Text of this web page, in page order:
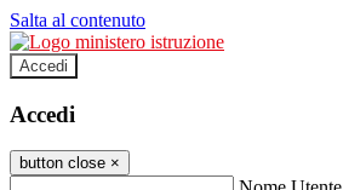
Salta al contenuto
Accedi
Accedi
button close ×